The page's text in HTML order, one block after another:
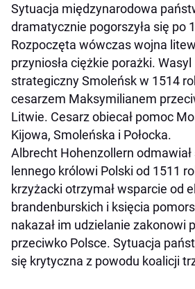
Sytuacja międzynarodowa
dramatycznie pogorszyła się po
Rozpoczęta wówczas wojna
przyniosła ciężkie porażki. Wasyl
strategiczny Smoleńsk w 1514
cesarzem Maksymilianem
Litwie. Cesarz obiecał pomoc
Kijowa, Smoleńska i Połocka.
Albrecht Hohenzollern odmawiał
lennego królowi Polski od 1511
krzyżacki otrzymał wsparcie od
brandenburskich i księcia
nakazał im udzielanie zakonowi
przeciwko Polsce. Sytuacja
się krytyczna z powodu koalicji